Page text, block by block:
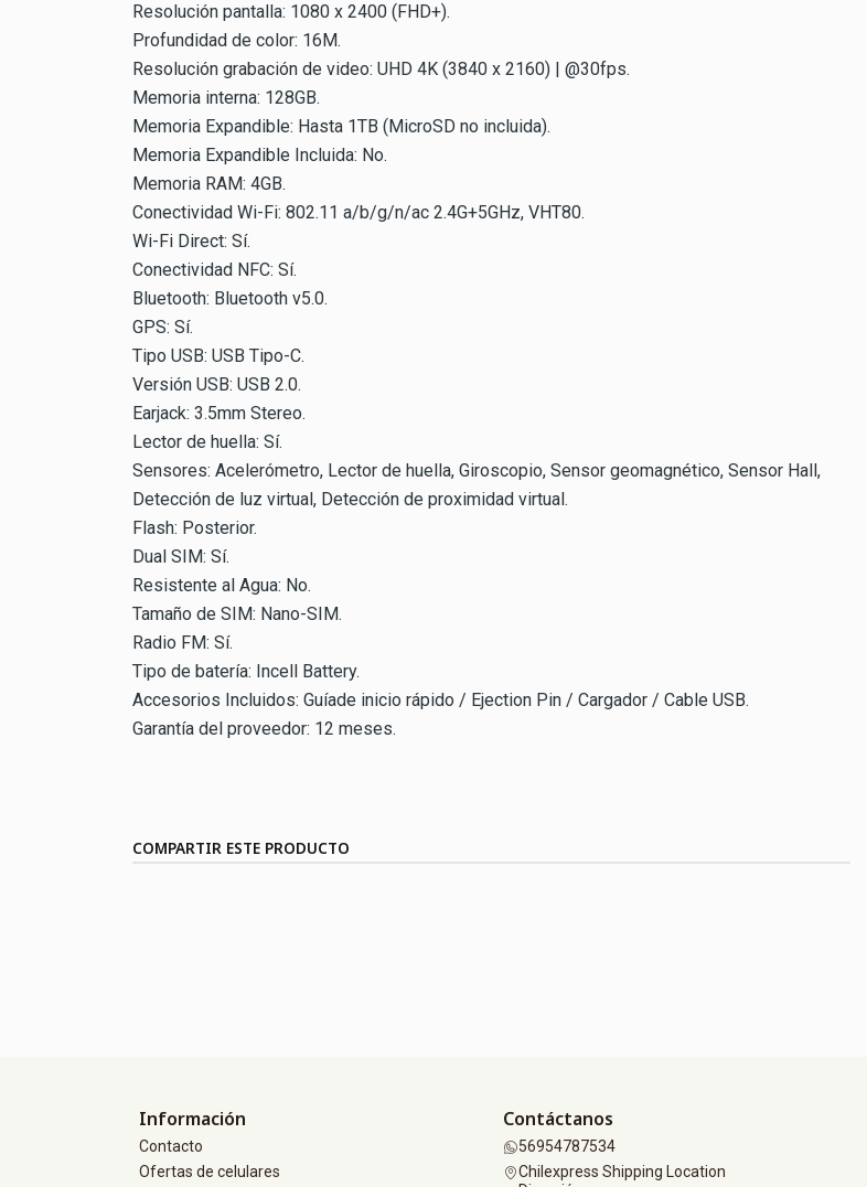
Resolución pantalla: 1080 x 2400 (FHD+).
Profundidad de color: 16M.
Resolución grabación de video: UHD 4K (3840 x 2160) | @30fps.
Memoria interna: 128GB.
Memoria Expandible: Hasta 1TB (MicroSD no incluida).
Memoria Expandible Incluida: No.
Memoria RAM: 4GB.
Conectividad Wi-Fi: 802.11 a/b/g/n/ac 2.4G+5GHz, VHT80.
Wi-Fi Direct: Sí.
Conectividad NFC: Sí.
Bluetooth: Bluetooth v5.0.
GPS: Sí.
Tipo USB: USB Tipo-C.
Versión USB: USB 2.0.
Earjack: 3.5mm Stereo.
Lector de huella: Sí.
Sensores: Acelerómetro, Lector de huella, Giroscopio, Sensor geomagnético, Sensor Hall,
Detección de luz virtual, Detección de proximidad virtual.
Flash: Posterior.
Dual SIM: Sí.
Resistente al Agua: No.
Tamaño de SIM: Nano-SIM.
Radio FM: Sí.
Tipo de batería: Incell Battery.
Accesorios Incluidos: Guíade inicio rápido / Ejection Pin / Cargador / Cable USB.
Garantía del proveedor: 12 meses.
COMPARTIR ESTE PRODUCTO
Información
Contacto
Ofertas de celulares
Contáctanos
56954787534
Chilexpress Shipping Location